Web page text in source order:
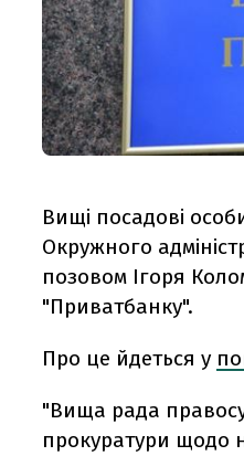
Вищі посадові
Окружного
позовом Ігоря
"Приватбанку".
Про це йдеться у
"Вища рада
прокуратури щодо